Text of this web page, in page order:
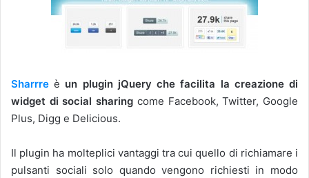
Sharrre è un plugin jQuery che facilita la creazione di
widget di social sharing come Facebook, Twitter, Google
Plus, Digg e Delicious.
Il plugin ha molteplici vantaggi tra cui quello di richiamare i
pulsanti sociali solo quando vengono richiesti in modo